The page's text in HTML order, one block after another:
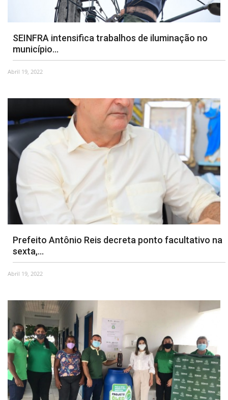
SEINFRA intensifica trabalhos de iluminação no
município...
Abril 19, 2022
Prefeito Antônio Reis decreta ponto facultativo na
sexta,...
Abril 19, 2022